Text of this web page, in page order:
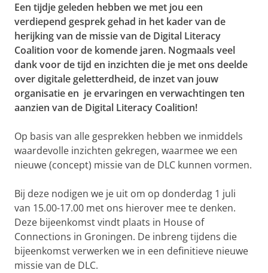
Een tijdje geleden hebben we met jou een
verdiepend gesprek gehad in het kader van de
herijking van de missie van de Digital Literacy
Coalition voor de komende jaren. Nogmaals veel
dank voor de tijd en inzichten die je met ons deelde
over digitale geletterdheid, de inzet van jouw
organisatie en je ervaringen en verwachtingen ten
aanzien van de Digital Literacy Coalition!
Op basis van alle gesprekken hebben we inmiddels
waardevolle inzichten gekregen, waarmee we een
nieuwe (concept) missie van de DLC kunnen vormen.
Bij deze nodigen we je uit om op donderdag 1 juli
van 15.00-17.00 met ons hierover mee te denken.
Deze bijeenkomst vindt plaats in House of
Connections in Groningen. De inbreng tijdens die
bijeenkomst verwerken we in een definitieve nieuwe
missie van de DLC.